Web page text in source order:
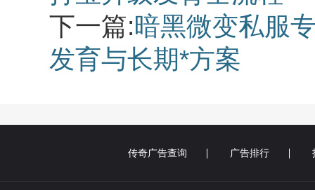
下一篇:暗黑微变私服
发育与长期*方案
传奇广告查询 广告排行